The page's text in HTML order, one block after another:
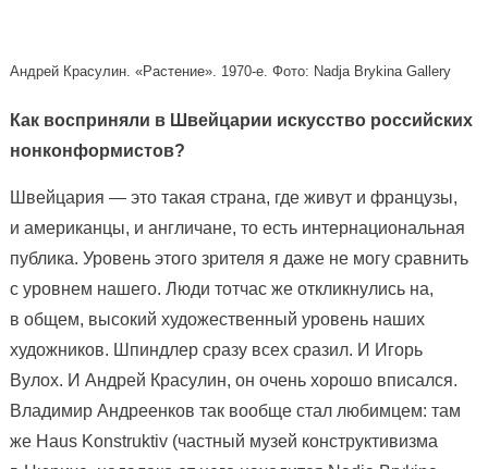
Андрей Красулин. «Растение». 1970‑е. Фото: Nadja Brykina Gallery
Как восприняли в Швейцарии искусство российских
нонконформистов?
Швейцария — это такая страна, где живут и французы,
и американцы, и англичане, то есть интернациональная
публика. Уровень этого зрителя я даже не могу сравнить
с уровнем нашего. Люди тотчас же откликнулись на,
в общем, высокий художественный уровень наших
художников. Шпиндлер сразу всех сразил. И Игорь
Вулох. И Андрей Красулин, он очень хорошо вписался.
Владимир Андреенков так вообще стал любимцем: там
же Haus Konstruktiv (частный музей конструктивизма